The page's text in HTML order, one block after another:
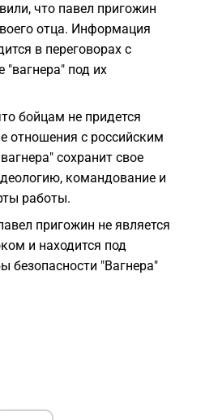
что павел пригожин
отца. Информация
в переговорах с
"вагнера" под их
бойцам не придется
отношения с российским
сохранит свое
командование и
работы.
пригожин не является
и находится под
безопасности "Вагнера"